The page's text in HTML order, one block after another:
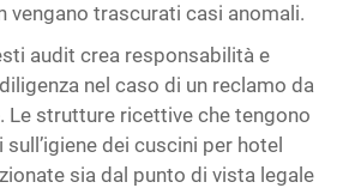
vengano trascurati casi anomali.
audit crea responsabilità e
nel caso di un reclamo da
Le strutture ricettive che tengono
dei cuscini per hotel
sia dal punto di vista legale